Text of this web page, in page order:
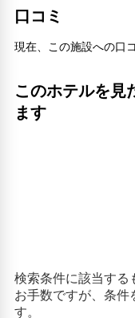
口コミ
現在、この施設への口
このホテルを見
ます